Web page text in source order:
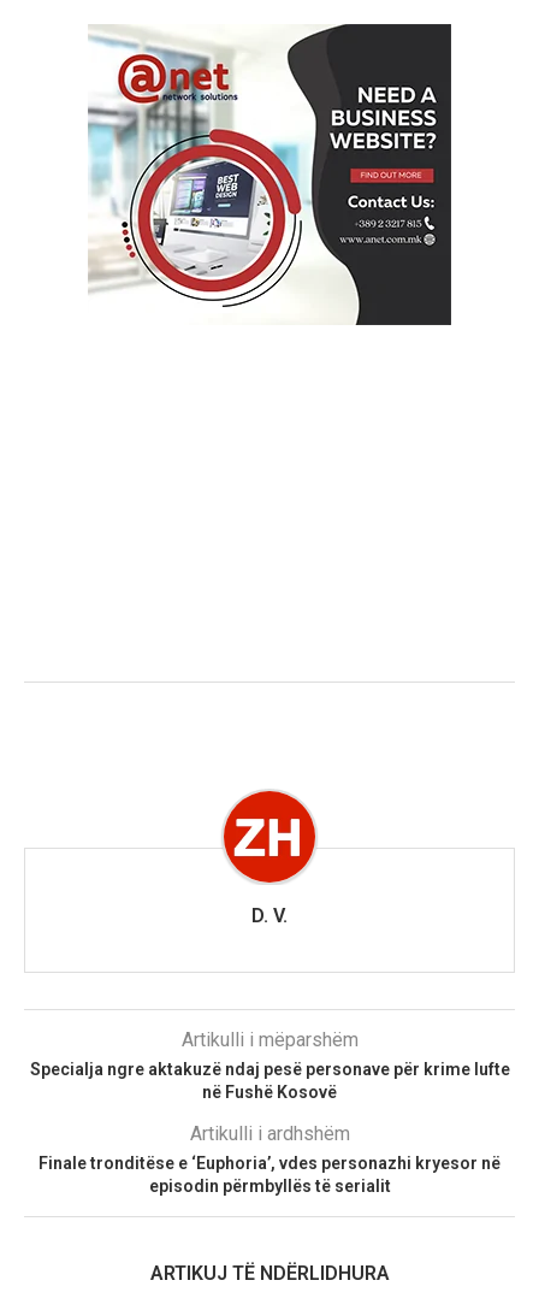
D. V.
Artikulli i mëparshëm
Specialja ngre aktakuzë ndaj pesë personave për krime lufte
në Fushë Kosovë
Artikulli i ardhshëm
Finale tronditëse e ‘Euphoria’, vdes personazhi kryesor në
episodin përmbyllës të serialit
ARTIKUJ TË NDËRLIDHURA